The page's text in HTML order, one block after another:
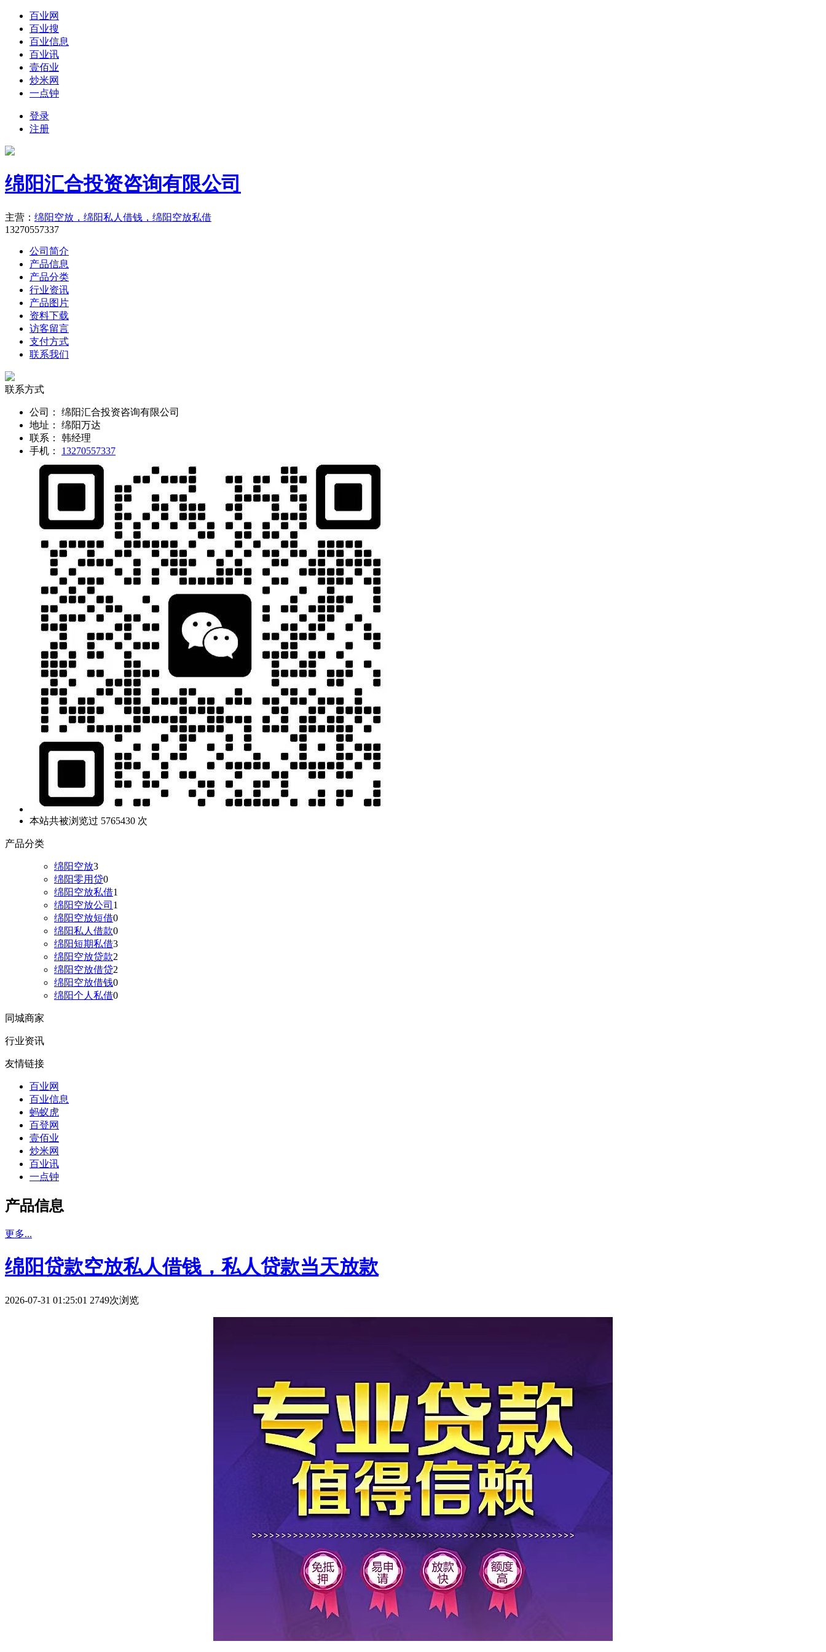
百业网
百业搜
百业信息
百业讯
壹佰业
炒米网
一点钟
登录
注册
绵阳汇合投资咨询有限公司
主营： 绵阳空放，绵阳私人借钱，绵阳空放私借
13270557337
公司简介
产品信息
产品分类
行业资讯
产品图片
资料下载
访客留言
支付方式
联系我们
联系方式
公司：
绵阳汇合投资咨询有限公司
地址：
绵阳万达
联系：
韩经理
手机：
13270557337
本站共被浏览过 5765430 次
产品分类
绵阳空放3
绵阳零用贷0
绵阳空放私借1
绵阳空放公司 1
绵阳空放短借0
绵阳私人借款0
绵阳短期私借3
绵阳空放贷款2
绵阳空放借贷2
绵阳空放借钱0
绵阳个人私借0
同城商家
行业资讯
友情链接
百业网
百业信息
蚂蚁虎
百登网
壹佰业
炒米网
百业讯
一点钟
产品信息
更多...
绵阳贷款空放私人借钱，私人贷款当天放款
2026-07-31 01:25:01 2749次浏览